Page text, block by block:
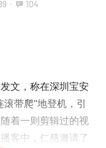
· 104
文，称在深圳宝安
带爬”地登机，引
着一则剪辑过的视
客中，仁慈邀请了